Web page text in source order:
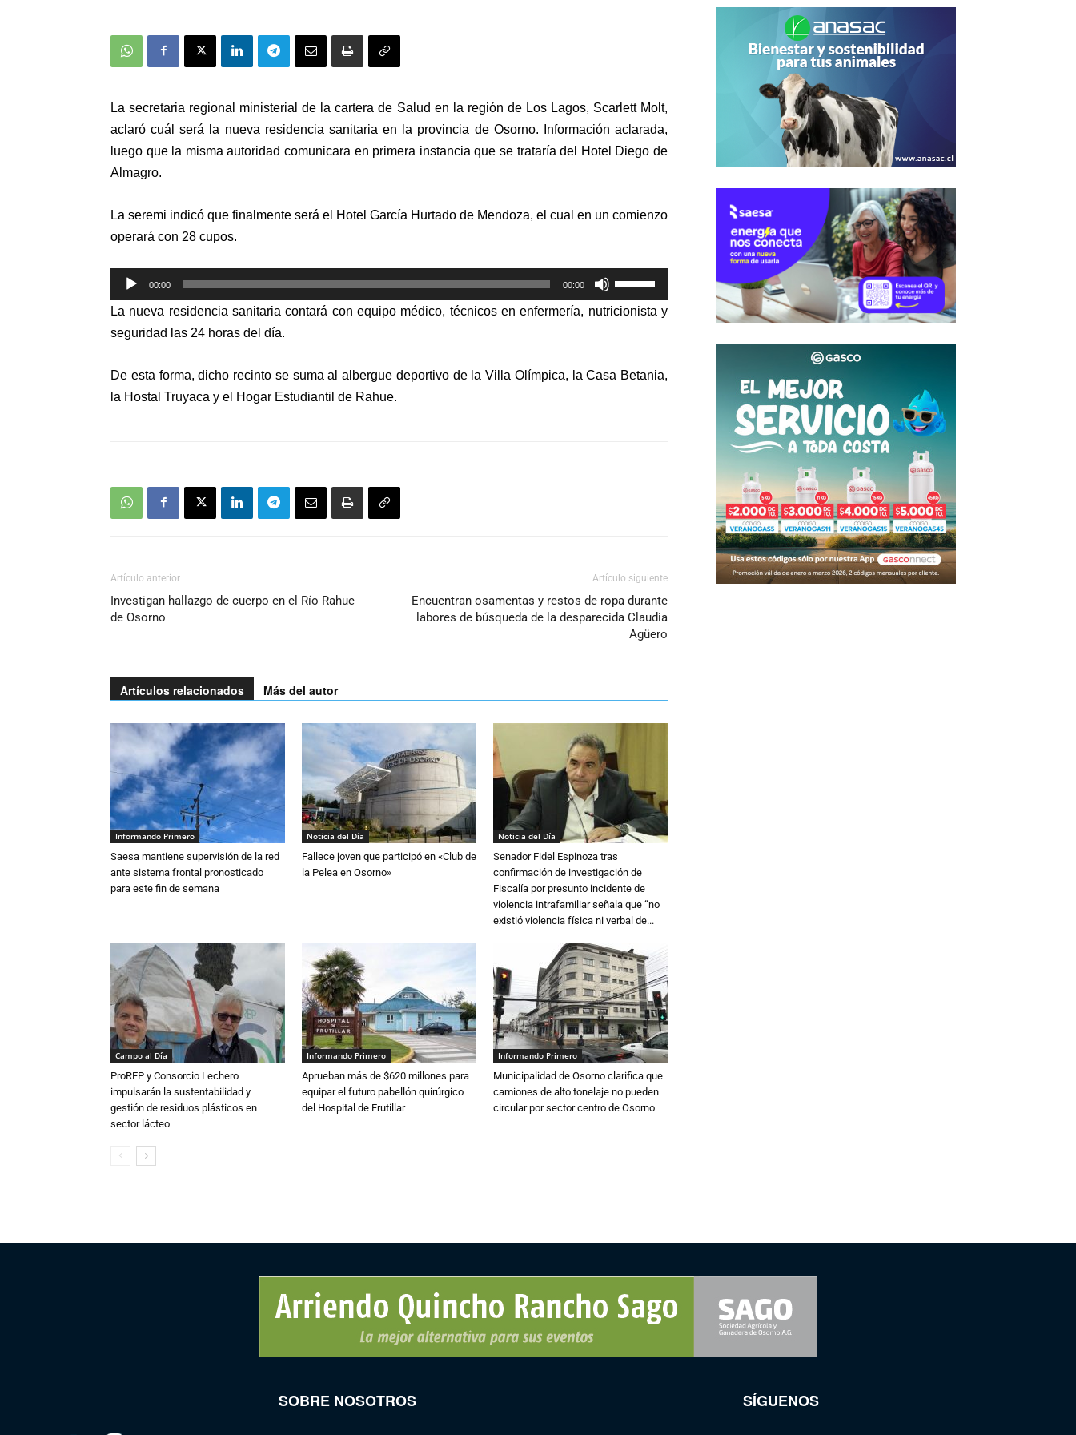
La secretaria regional ministerial de la cartera de Salud en la región de Los Lagos, Scarlett Molt,
aclaró cuál será la nueva residencia sanitaria en la provincia de Osorno. Información aclarada,
luego que la misma autoridad comunicara en primera instancia que se trataría del Hotel Diego de
Almagro.
La seremi indicó que finalmente será el Hotel García Hurtado de Mendoza, el cual en un comienzo
operará con 28 cupos.
Reproductor
de
audio
00:00 00:00
las
teclas
arriba/abajo
La nueva residencia sanitaria contará con equipo médico, técnicos en enfermería, nutricionista y
seguridad las 24 horas del día.
De esta forma, dicho recinto se suma al albergue deportivo de la Villa Olímpica, la Casa Betania,
la Hostal Truyaca y el Hogar Estudiantil de Rahue.
Artículo anterior
Investigan hallazgo de cuerpo en el Río Rahue
de Osorno
Artículo siguiente
Encuentran osamentas y restos de ropa durante
labores de búsqueda de la desparecida Claudia
Agüero
Artículos relacionados Más del autor
Informando Primero
Saesa mantiene supervisión de la red
ante sistema frontal pronosticado
para este fin de semana
Noticia del Día
Fallece joven que participó en «Club de
la Pelea en Osorno»
Noticia del Día
Senador Fidel Espinoza tras
confirmación de investigación de
Fiscalía por presunto incidente de
violencia intrafamiliar señala que “no
existió violencia física ni verbal de...
Campo al Día
ProREP y Consorcio Lechero
impulsarán la sustentabilidad y
gestión de residuos plásticos en
sector lácteo
Informando Primero
Aprueban más de $620 millones para
equipar el futuro pabellón quirúrgico
del Hospital de Frutillar
Informando Primero
Municipalidad de Osorno clarifica que
camiones de alto tonelaje no pueden
circular por sector centro de Osorno
SOBRE NOSOTROS SÍGUENOS